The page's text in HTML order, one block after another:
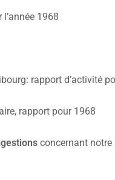
1968
rapport d’activité
rapport pour 1968
concernant notre